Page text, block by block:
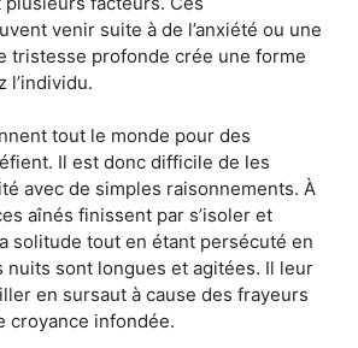
venir suite à de l’anxiété ou une
tristesse profonde crée une forme
l’individu.
tout le monde pour des
Il est donc difficile de les
avec de simples raisonnements. À
aînés finissent par s’isoler et
solitude tout en étant persécuté en
nuits sont longues et agitées. Il leur
en sursaut à cause des frayeurs
croyance infondée.